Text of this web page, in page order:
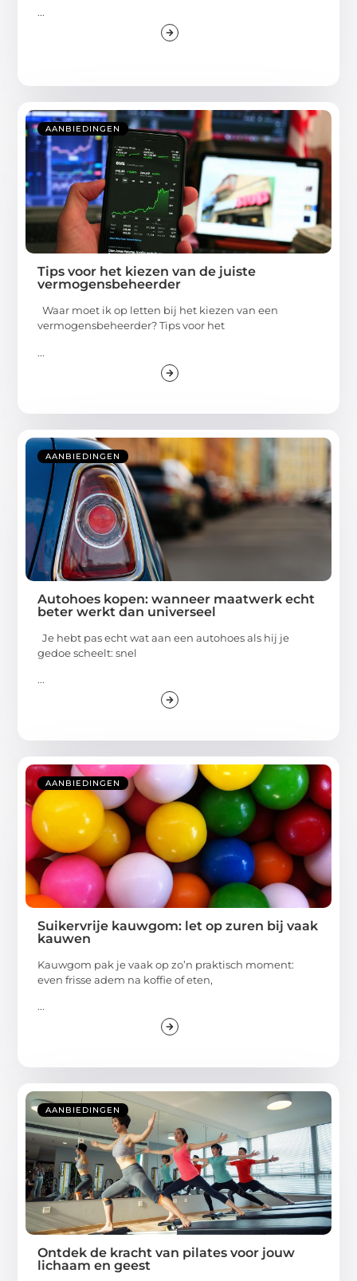
...
AANBIEDINGEN
Tips voor het kiezen van de juiste
vermogensbeheerder
Waar moet ik op letten bij het kiezen van een
vermogensbeheerder? Tips voor het
...
AANBIEDINGEN
Autohoes kopen: wanneer maatwerk echt
beter werkt dan universeel
Je hebt pas echt wat aan een autohoes als hij je
gedoe scheelt: snel
...
AANBIEDINGEN
Suikervrije kauwgom: let op zuren bij vaak
kauwen
Kauwgom pak je vaak op zo’n praktisch moment:
even frisse adem na koffie of eten,
...
AANBIEDINGEN
Ontdek de kracht van pilates voor jouw
lichaam en geest